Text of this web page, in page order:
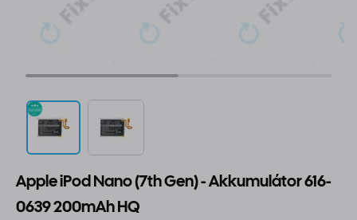
Apple iPod Nano (7th Gen) - Akkumulátor 616-
0639 200mAh HQ